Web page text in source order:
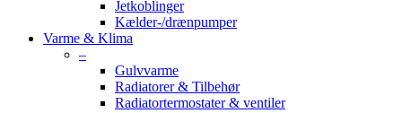
Jetkoblinger
Kælder-/drænpumper
Varme & Klima
–
Gulvvarme
Radiatorer & Tilbehør
Radiatortermostater & ventiler